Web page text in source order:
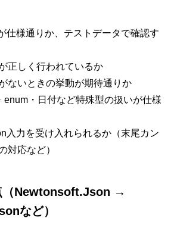
仕様通りか、テストデータで確認す
正しく行われているか
ないときの挙動が期待通りか
enum・日付など特殊型の扱いが仕様
入力を受け入れられるか（末尾カン
対応など）
（Newtonsoft.Json →
など）